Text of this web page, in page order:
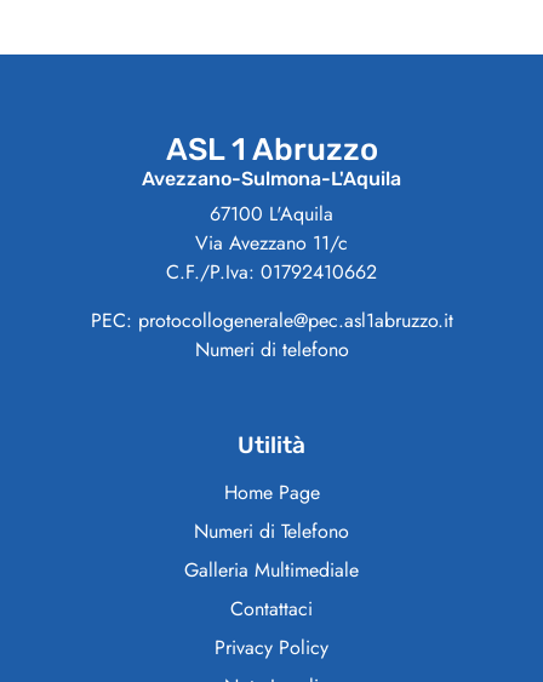
ASL 1 Abruzzo
Avezzano-Sulmona-L'Aquila
67100 L'Aquila
Via Avezzano 11/c
C.F./P.Iva: 01792410662
PEC: protocollogenerale@pec.asl1abruzzo.it
Numeri di telefono
Utilità
Home Page
Numeri di Telefono
Galleria Multimediale
Contattaci
Privacy Policy